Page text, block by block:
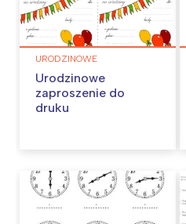
URODZINOWE
Urodzinowe
zaproszenie do
druku